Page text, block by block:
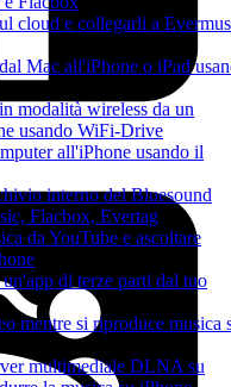
cloud e collegarli a
Mac all'iPhone o iPad
modalità wireless da un
usando WiFi-Drive
all'iPhone usando il
interno del Bluesound
Flacbox, Evertag
da YouTube e ascoltare
di terze parti dal tuo
mentre si riproduce musica
multimediale DLNA su